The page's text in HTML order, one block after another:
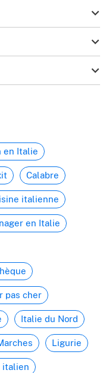
en Italie
Calabre
italienne
en Italie
pas cher
Italie du Nord
Ligurie
italien